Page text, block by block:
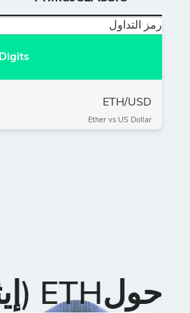
رمز التداول
Digits
ETH/USD
Ether vs US Dollar
حولETH (إيثيريوم)